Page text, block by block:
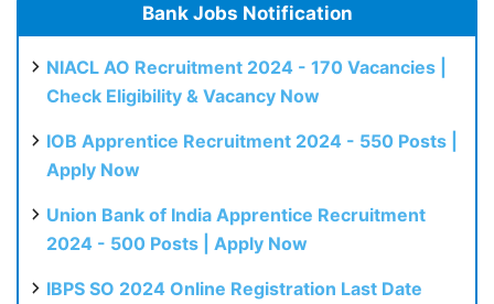
Bank Jobs Notification
NIACL AO Recruitment 2024 - 170 Vacancies |
Check Eligibility & Vacancy Now
IOB Apprentice Recruitment 2024 - 550 Posts |
Apply Now
Union Bank of India Apprentice Recruitment
2024 - 500 Posts | Apply Now
IBPS SO 2024 Online Registration Last Date